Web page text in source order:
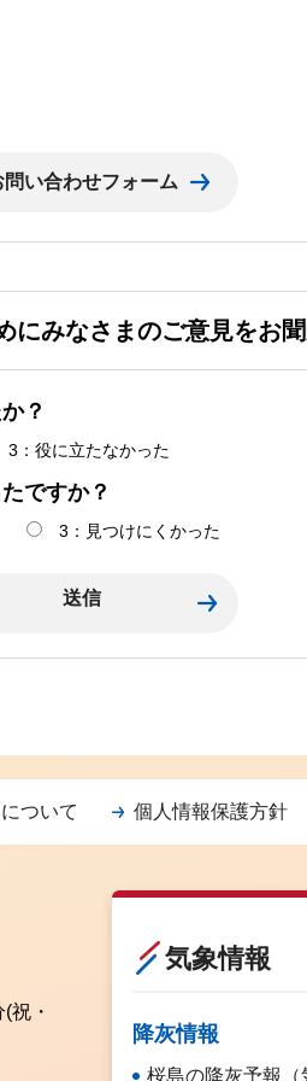
にみなさまのご意見をお
？
3：役に立たなかった
ですか？
3：見つけにくかった
ついて 個人情報保護方針
(祝・
気象情報
降灰情報
桜島の降灰予報（